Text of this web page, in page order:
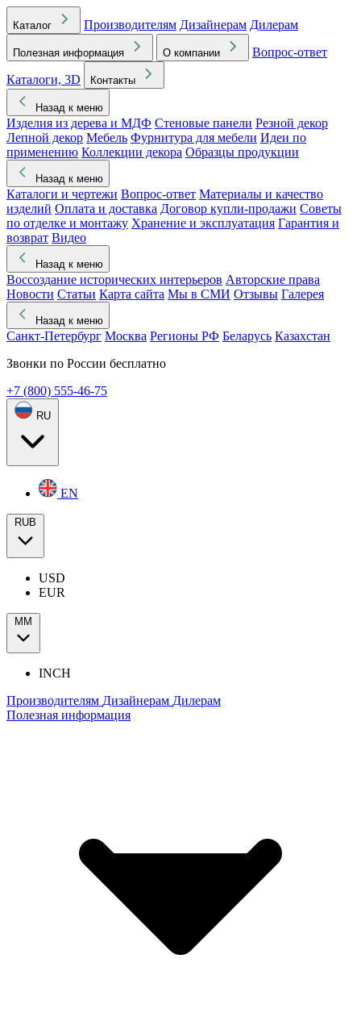
Каталог Производителям Дизайнерам Дилерам
Полезная информация О компании
Вопрос-ответ
Каталоги, 3D
Контакты
Назад к меню
Изделия из дерева и МДФ Стеновые панели Резной декор
Лепной декор Мебель Фурнитура для мебели Идеи по
применению Коллекции декора Образцы продукции
Назад к меню
Каталоги и чертежи Вопрос-ответ Материалы и качество
изделий Оплата и доставка Договор купли-продажи Советы
по отделке и монтажу Хранение и эксплуатация Гарантия и
возврат Видео
Назад к меню
Воссоздание исторических интерьеров Авторские права
Новости Статьи Карта сайта Мы в СМИ Отзывы Галерея
Назад к меню
Санкт-Петербург Москва Регионы РФ Беларусь Казахстан
Звонки по России бесплатно
+7 (800) 555-46-75
RU
EN
RUB
USD
EUR
ММ
INCH
Производителям Дизайнерам Дилерам
Полезная информация